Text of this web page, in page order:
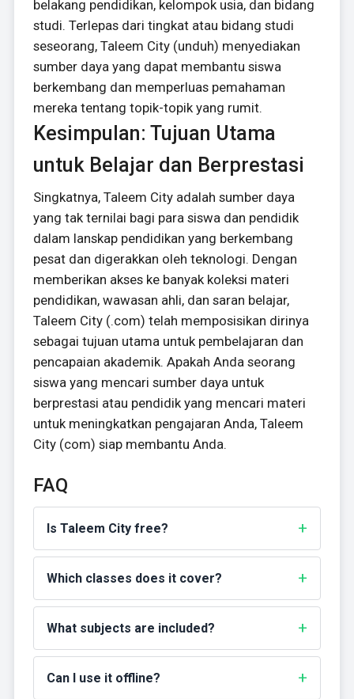
belakang pendidikan, kelompok usia, dan bidang
studi. Terlepas dari tingkat atau bidang studi
seseorang, Taleem City (unduh) menyediakan
sumber daya yang dapat membantu siswa
berkembang dan memperluas pemahaman
mereka tentang topik-topik yang rumit.
Kesimpulan: Tujuan Utama
untuk Belajar dan Berprestasi
Singkatnya, Taleem City adalah sumber daya
yang tak ternilai bagi para siswa dan pendidik
dalam lanskap pendidikan yang berkembang
pesat dan digerakkan oleh teknologi. Dengan
memberikan akses ke banyak koleksi materi
pendidikan, wawasan ahli, dan saran belajar,
Taleem City (.com) telah memposisikan dirinya
sebagai tujuan utama untuk pembelajaran dan
pencapaian akademik. Apakah Anda seorang
siswa yang mencari sumber daya untuk
berprestasi atau pendidik yang mencari materi
untuk meningkatkan pengajaran Anda, Taleem
City (com) siap membantu Anda.
FAQ
Is Taleem City free?
Which classes does it cover?
What subjects are included?
Can I use it offline?